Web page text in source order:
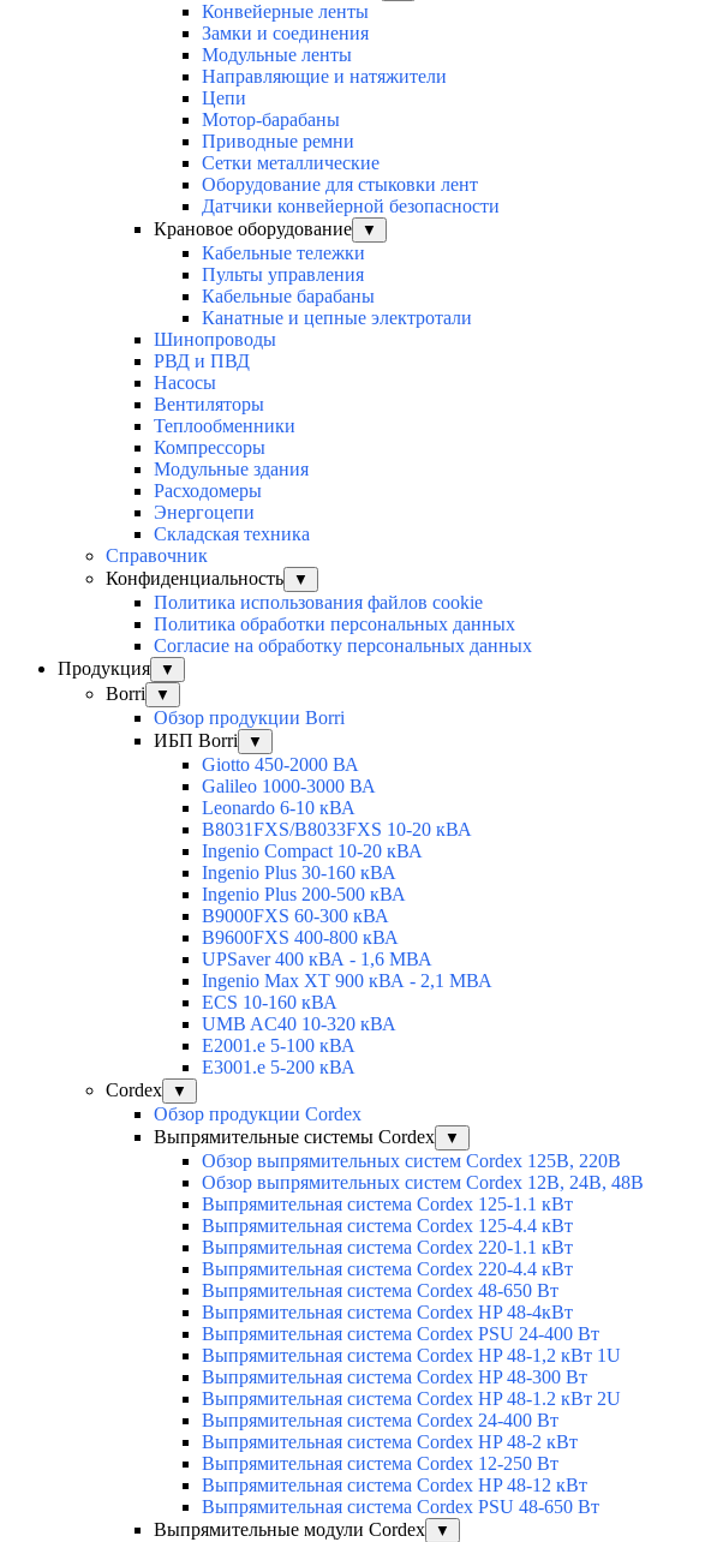
Конвейерные ленты
Замки и соединения
Модульные ленты
Направляющие и натяжители
Цепи
Мотор-барабаны
Приводные ремни
Сетки металлические
Оборудование для стыковки лент
Датчики конвейерной безопасности
Крановое оборудование
▼
Кабельные тележки
Пульты управления
Кабельные барабаны
Канатные и цепные электротали
Шинопроводы
РВД и ПВД
Насосы
Вентиляторы
Теплообменники
Компрессоры
Модульные здания
Расходомеры
Энергоцепи
Складская техника
Справочник
Конфиденциальность
▼
Политика использования файлов cookie
Политика обработки персональных данных
Согласие на обработку персональных данных
Продукция
▼
Borri ▼
Обзор продукции Borri
ИБП Borri
▼
Giotto 450-2000 ВА
Galileo 1000-3000 ВА
Leonardo 6-10 кВА
B8031FXS/B8033FXS 10-20 кВА
Ingenio Compact 10-20 кВА
Ingenio Plus 30-160 кВА
Ingenio Plus 200-500 кВА
B9000FXS 60-300 кВА
B9600FXS 400-800 кВА
UPSaver 400 кВА - 1,6 МВА
Ingenio Max XT 900 кВА - 2,1 МВА
ECS 10-160 кВА
UMB AC40 10-320 кВА
E2001.e 5-100 кВА
E3001.e 5-200 кВА
Cordex
▼
Обзор продукции Cordex
Выпрямительные системы Cordex
▼
Обзор выпрямительных систем Cordex 125В, 220В
Обзор выпрямительных систем Cordex 12В, 24В, 48В
Выпрямительная система Cordex 125-1.1 кВт
Выпрямительная система Cordex 125-4.4 кВт
Выпрямительная система Cordex 220-1.1 кВт
Выпрямительная система Cordex 220-4.4 кВт
Выпрямительная система Cordex 48-650 Вт
Выпрямительная система Cordex HP 48-4кВт
Выпрямительная система Cordex PSU 24-400 Вт
Выпрямительная система Cordex HP 48-1,2 кВт 1U
Выпрямительная система Cordex HP 48-300 Вт
Выпрямительная система Cordex HP 48-1.2 кВт 2U
Выпрямительная система Cordex 24-400 Вт
Выпрямительная система Cordex HP 48-2 кВт
Выпрямительная система Cordex 12-250 Вт
Выпрямительная система Cordex HP 48-12 кВт
Выпрямительная система Cordex PSU 48-650 Вт
Выпрямительные модули Cordex
▼